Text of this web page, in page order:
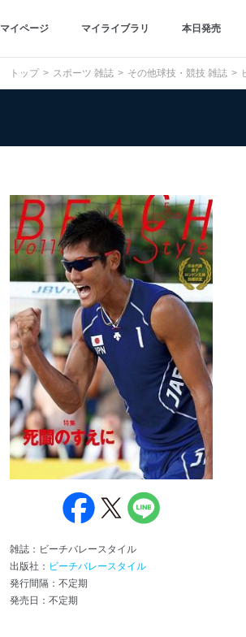
マイページ マイライブラリ 本日発売
トップ スポーツ 雑誌 その他球技・競技 雑誌
雑誌：ビーチバレースタイル
出版社： ビーチバレースタイル
発行間隔：不定期
発売日：不定期